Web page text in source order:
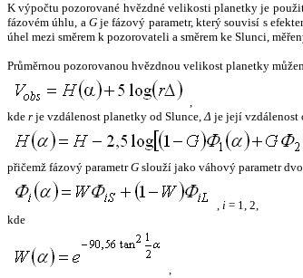
K výpočtu pozorované hvězdné velikosti planetky je
fázovém úhlu, a Gje fázový parametr, který souvisí s
úhel mezi směrem k pozorovateli a směrem ke Slunci,
Průměrnou pozorovanou hvězdnou velikost planetky
,
kde r je vzdálenost planetky od Slunce,Δ je její vzdálenost
přičemž fázový parametrG slouží jako váhový parametr
, i = 1, 2,
kde
,